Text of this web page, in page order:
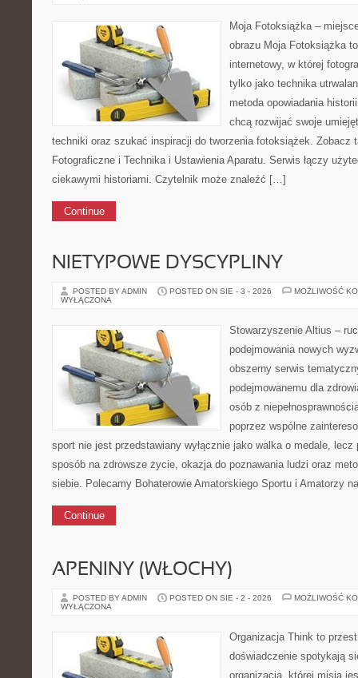
Moja Fotoksiążka –
obrazu Moja Fotoksiążka
internetowy, w której
tylko jako technika
metoda opowiadania
chcą rozwijać swoje
techniki oraz szukać inspiracji do tworzenia fotoksiążek. Zobacz
Fotograficzne i Technika i Ustawienia Aparatu. Serwis łączy
ciekawymi historiami. Czytelnik może znaleźć […]
Continue
NIETYPOWE DYSCYPLINY
POSTED BY ADMIN POSTED ON SIE - 3 - 2026
MOŻLIWOŚĆ
WYŁĄCZONA
Stowarzyszenie Altius –
podejmowania nowych
obszerny serwis
podejmowanemu dla
osób z
poprzez wspólne
sport nie jest przedstawiany wyłącznie jako walka o medale,
sposób na zdrowsze życie, okazja do poznawania ludzi oraz
siebie. Polecamy Bohaterowie Amatorskiego Sportu i Amatorzy
Continue
APENINY (WŁOCHY)
POSTED BY ADMIN POSTED ON SIE - 2 - 2026
MOŻLIWOŚĆ
WYŁĄCZONA
Organizacja Think to
doświadczenie spotykają
organizacja, której misją